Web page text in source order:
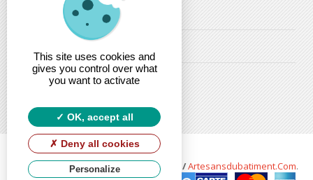
03 - 88 - 32 - 86 - 52
christophe.maring@estsanitaire.fr
Copyright © 2026 Est Sanitaire bySoft13 /Artesansdubatiment.com.
This site uses cookies and
gives you control over what
you want to activate
OK, accept all
Deny all cookies
Personalize